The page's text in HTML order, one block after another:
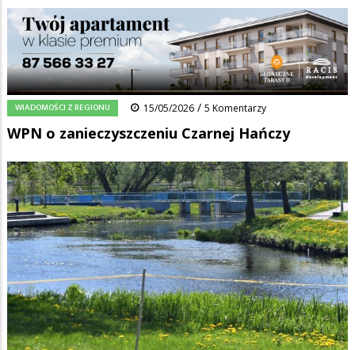
Ścieżka
nawigacyjna
Strona główna/Wiadomości/Wiadomości z regionu/
WPN o zanieczyszczeniu Czarnej Hańczy
FacebookPinterestTumblr
0 Reddit Share
WIADOMOŚCI Z REGIONU 15/05/2026 / 5 Komentarzy
WPN o zanieczyszczeniu Czarnej Hańczy